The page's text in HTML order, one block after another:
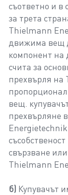
съответно и в
за трета
Thielmann
движима вещ
компонент на
счита за
прехвърля
вещ.
прехвърляне
свързване
Thielmann
б) Купувачът